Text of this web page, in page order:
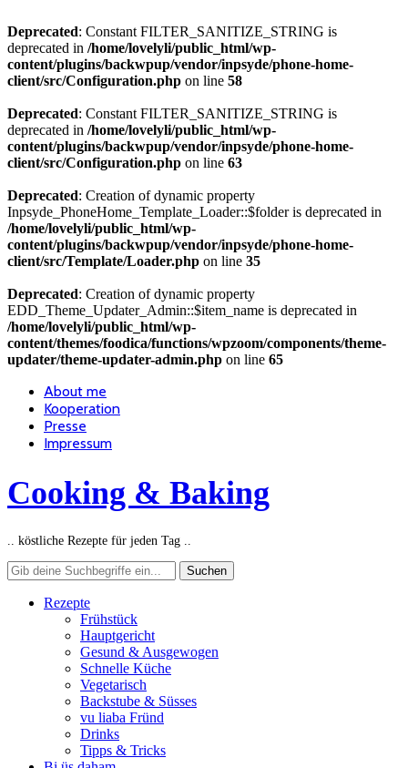
Deprecated: Constant FILTER_SANITIZE_STRING is
deprecated in /home/lovelyli/public_html/wp-
content/plugins/backwpup/vendor/inpsyde/phone-home-
client/src/Configuration.php on line 58
Deprecated: Constant FILTER_SANITIZE_STRING is
deprecated in /home/lovelyli/public_html/wp-
content/plugins/backwpup/vendor/inpsyde/phone-home-
client/src/Configuration.php on line 63
Deprecated: Creation of dynamic property
Inpsyde_PhoneHome_Template_Loader::$folder is deprecated in
/home/lovelyli/public_html/wp-
content/plugins/backwpup/vendor/inpsyde/phone-home-
client/src/Template/Loader.php on line 35
Deprecated: Creation of dynamic property
EDD_Theme_Updater_Admin::$item_name is deprecated in
/home/lovelyli/public_html/wp-
content/themes/foodica/functions/wpzoom/components/theme-
updater/theme-updater-admin.php on line 65
About me
Kooperation
Presse
Impressum
Cooking & Baking
.. köstliche Rezepte für jeden Tag ..
Rezepte
Frühstück
Hauptgericht
Gesund & Ausgewogen
Schnelle Küche
Vegetarisch
Backstube & Süsses
vu liaba Fründ
Drinks
Tipps & Tricks